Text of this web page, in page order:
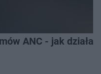
ANC - jak